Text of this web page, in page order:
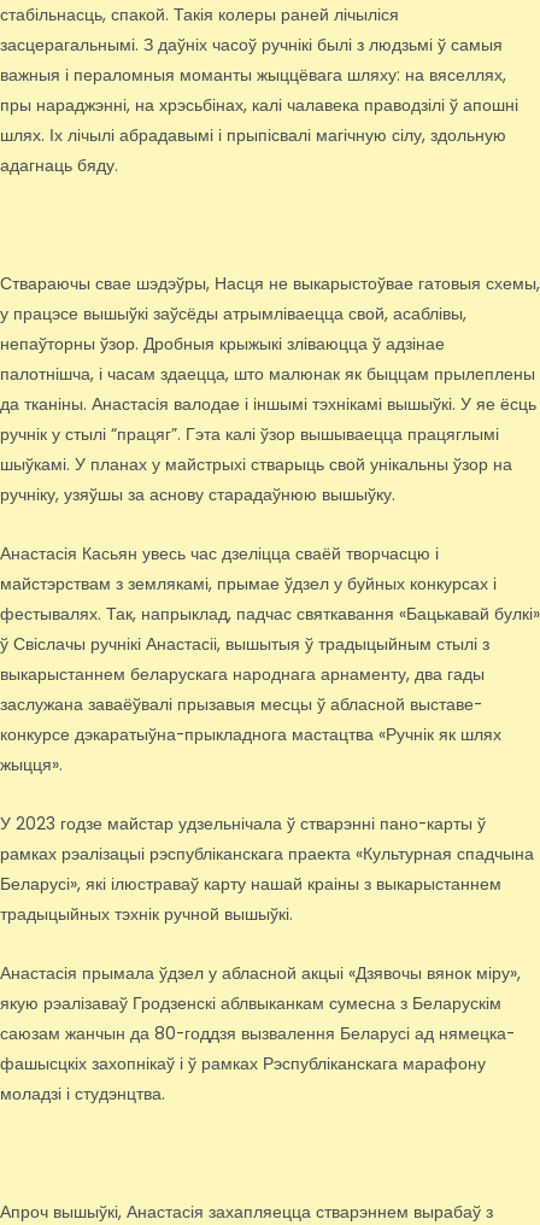
стабільнасць, спакой. Такія колеры раней лічыліся
засцерагальнымі. З даўніх часоў ручнікі былі з людзьмі ў самыя
важныя і пераломныя моманты жыццёвага шляху: на вяселлях,
пры нараджэнні, на хрэсьбінах, калі чалавека праводзілі ў апошні
шлях. Іх лічылі абрадавымі і прыпісвалі магічную сілу, здольную
адагнаць бяду.
Ствараючы свае шэдэўры, Насця не выкарыстоўвае гатовыя схемы,
у працэсе вышыўкі заўсёды атрымліваецца свой, асаблівы,
непаўторны ўзор. Дробныя крыжыкі зліваюцца ў адзінае
палотнішча, і часам здаецца, што малюнак як быццам прылеплены
да тканіны. Анастасія валодае і іншымі тэхнікамі вышыўкі. У яе ёсць
ручнік у стылі “працяг”. Гэта калі ўзор вышываецца працяглымі
шыўкамі. У планах у майстрыхі стварыць свой унікальны ўзор на
ручніку, узяўшы за аснову старадаўнюю вышыўку.
Анастасія Касьян увесь час дзеліцца сваёй творчасцю і
майстэрствам з землякамі, прымае ўдзел у буйных конкурсах і
фестывалях. Так, напрыклад, падчас святкавання «Бацькавай булкі»
ў Свіслачы ручнікі Анастасіі, вышытыя ў традыцыйным стылі з
выкарыстаннем беларускага народнага арнаменту, два гады
заслужана заваёўвалі прызавыя месцы ў абласной выставе-
конкурсе дэкаратыўна-прыкладнога мастацтва «Ручнік як шлях
жыцця».
У 2023 годзе майстар удзельнічала ў стварэнні пано-карты ў
рамках рэалізацыі рэспубліканскага праекта «Культурная спадчына
Беларусі», які ілюстраваў карту нашай краіны з выкарыстаннем
традыцыйных тэхнік ручной вышыўкі.
Анастасія прымала ўдзел у абласной акцыі «Дзявочы вянок міру»,
якую рэалізаваў Гродзенскі аблвыканкам сумесна з Беларускім
саюзам жанчын да 80-годдзя вызвалення Беларусі ад нямецка-
фашысцкіх захопнікаў і ў рамках Рэспубліканскага марафону
моладзі і студэнцтва.
Апроч вышыўкі, Анастасія захапляецца стварэннем вырабаў з